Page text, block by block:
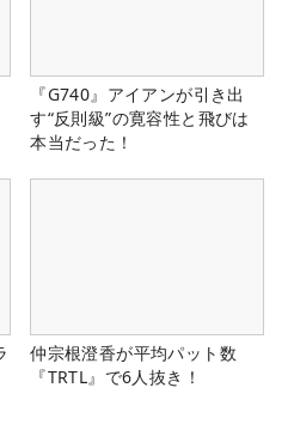
『G740』アイアンが引き出
す“反則級”の寛容性と飛びは
本当だった！
仲宗根澄香が平均パット数
『TRTL』で6人抜き！